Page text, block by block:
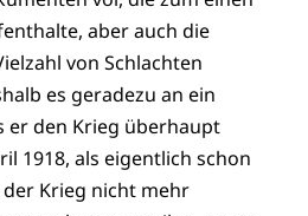
aber auch die
von Schlachten
es geradezu an ein
er den Krieg überhaupt
1918, als eigentlich schon
Krieg nicht mehr